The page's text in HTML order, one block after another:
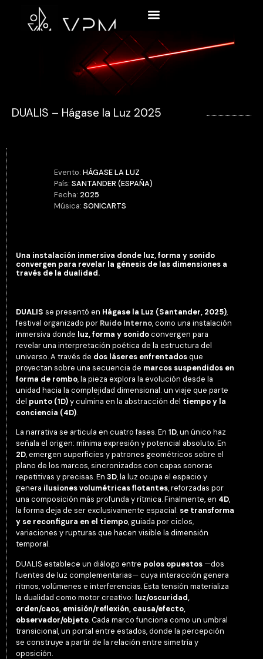
DUALIS – Hágase la Luz 2025
Evento: HÁGASE LA LUZ
País: SANTANDER (ESPAÑA)
Fecha: 2025
Música: SONICARTS
Una instalación inmersiva donde luz, forma y sonido
convergen para revelar la génesis de las dimensiones a
través de la dualidad.
DUALIS se presentó en Hágase la Luz (Santander, 2025),
festival organizado por Ruido Interno, como una instalación
inmersiva donde luz, forma y sonidoconvergen para
revelar una interpretación poética de la estructura del
universo. A través de dos láseres enfrentadosque
proyectan sobre una secuencia de marcos suspendidos en
forma de rombo, la pieza explora la evolución desde la
unidad hacia la complejidad dimensional: un viaje que parte
del punto (1D)y culmina en la abstracción del tiempo y la
conciencia (4D).
La narrativa se articula en cuatro fases. En 1D, un único haz
señala el origen: mínima expresión y potencial absoluto. En
2D, emergen superficies y patrones geométricos sobre el
plano de los marcos, sincronizados con capas sonoras
repetitivas y precisas. En 3D, la luz ocupa el espacio y
genera ilusiones volumétricas flotantes, reforzadas por
una composición más profunda y rítmica. Finalmente, en 4D,
la forma deja de ser exclusivamente espacial: se transforma
y se reconfigura en el tiempo, guiada por ciclos,
variaciones y rupturas que hacen visible la dimensión
temporal.
DUALIS establece un diálogo entre polos opuestos —dos
fuentes de luz complementarias— cuya interacción genera
ritmos, volúmenes e interferencias. Esta tensión materializa
la dualidad como motor creativo: luz/oscuridad,
orden/caos, emisión/reflexión, causa/efecto,
observador/objeto. Cada marco funciona como un umbral
transicional, un portal entre estados, donde la percepción
se construye a partir de la relación entre simetría y
oposición.